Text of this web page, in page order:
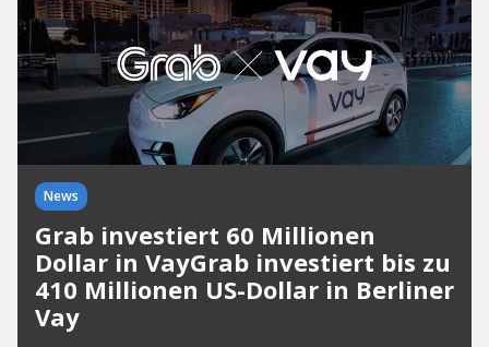
News
Grab investiert 60 Millionen
Dollar in VayGrab investiert bis zu
410 Millionen US-Dollar in Berliner
Vay